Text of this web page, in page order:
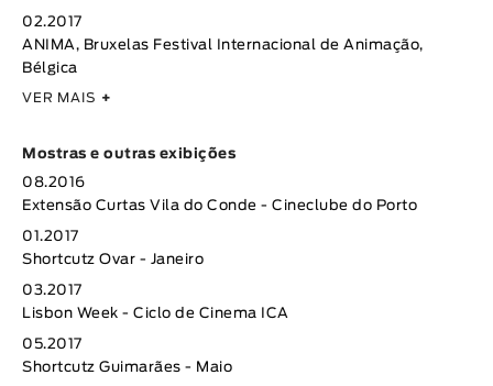
02.2017
ANIMA, Bruxelas Festival Internacional de Animação,
Bélgica
VER MAIS +
Mostras e outras exibições
08.2016
Extensão Curtas Vila do Conde - Cineclube do Porto
01.2017
Shortcutz Ovar - Janeiro
03.2017
Lisbon Week - Ciclo de Cinema ICA
05.2017
Shortcutz Guimarães - Maio